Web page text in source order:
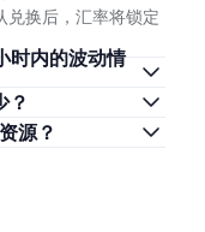
兑换后，汇率将锁定
？
源？